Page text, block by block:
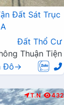
Đất Sát Trục
Đất Thổ Cư
Thuận Tiện
Đô→
T.N 432